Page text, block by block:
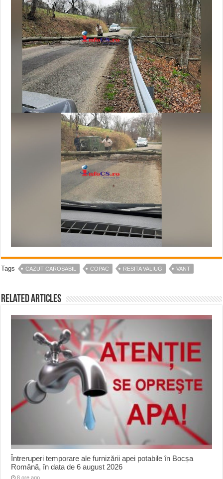
Tags CAZUT CAROSABIL COPAC RESITA VALIUG VANT
Related Articles
Întreruperi temporare ale furnizării apei potabile în Bocșa
Română, în data de 6 august 2026
8 ore ago